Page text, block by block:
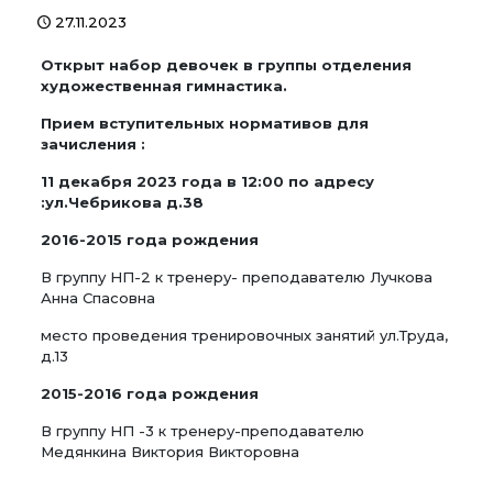
27.11.2023
Открыт набор девочек в группы отделения
художественная гимнастика.
Прием вступительных нормативов для
зачисления :
11 декабря 2023 года в 12:00 по адресу
:ул.Чебрикова д.38
2016-2015 года рождения
В группу НП-2 к тренеру- преподавателю Лучкова
Анна Спасовна
место проведения тренировочных занятий ул.Труда,
д.13
2015-2016 года рождения
В группу НП -3 к тренеру-преподавателю
Медянкина Виктория Викторовна